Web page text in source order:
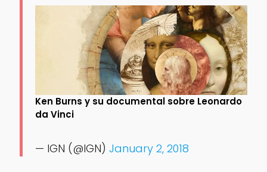
Ken Burns y su documental sobre Leonardo
da Vinci
— IGN (@IGN) January 2, 2018